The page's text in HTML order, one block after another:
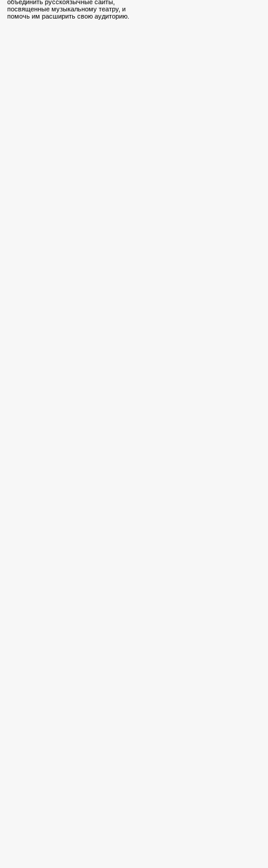
объединить русскоязычные сайты,
посвященные музыкальному театру, и
помочь им расширить свою аудиторию.